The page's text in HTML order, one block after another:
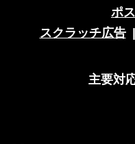
ポ
スクラッチ広告
主要対